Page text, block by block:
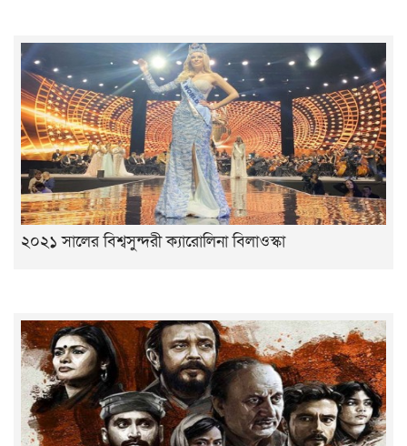
২০২১ সালের বিশ্বসুন্দরী ক্যারোলিনা বিলাওস্কা